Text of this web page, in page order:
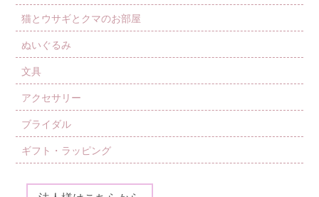
猫とウサギとクマのお部屋
ぬいぐるみ
文具
アクセサリー
ブライダル
ギフト・ラッピング